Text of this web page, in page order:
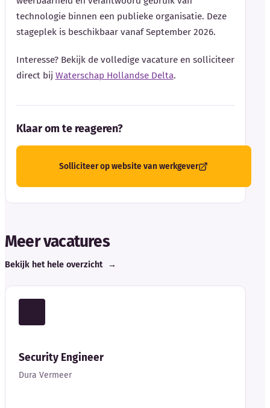
technologie binnen een publieke organisatie. Deze
stageplek is beschikbaar vanaf September 2026.
Interesse? Bekijk de volledige vacature en solliciteer
direct bij Waterschap Hollandse Delta.
Klaar om te reageren?
Solliciteer op website van werkgever
Meer vacatures
Bekijk het hele overzicht →
Security Engineer
Dura Vermeer